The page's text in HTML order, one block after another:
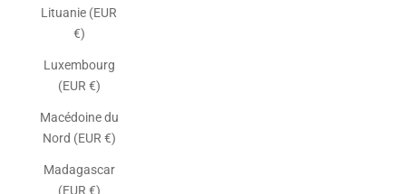
Lituanie (EUR
€)
Luxembourg
(EUR €)
Macédoine du
Nord (EUR €)
Madagascar
(EUR €)